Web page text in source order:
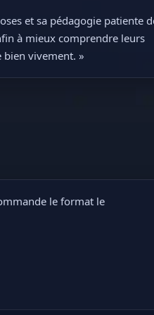
et sa pédagogie patiente
à mieux comprendre leurs
bien vivement. »
le format le